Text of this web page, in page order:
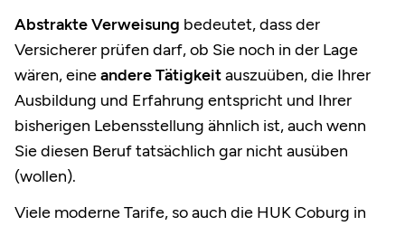
Abstrakte Verweisung bedeutet, dass der
Versicherer prüfen darf, ob Sie noch in der Lage
wären, eineandere Tätigkeitauszuüben, die Ihrer
Ausbildung und Erfahrung entspricht und Ihrer
bisherigen Lebensstellung ähnlich ist, auch wenn
Sie diesen Beruf tatsächlich gar nicht ausüben
(wollen).
Viele moderne Tarife, so auch die HUK Coburg in